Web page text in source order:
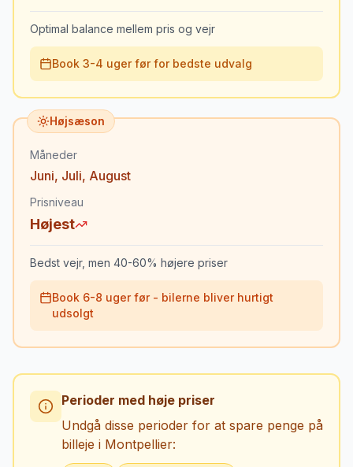
Optimal balance mellem pris og vejr
Book 3-4 uger før for bedste udvalg
Højsæson
Måneder
Juni, Juli, August
Prisniveau
Højest
Bedst vejr, men 40-60% højere priser
Book 6-8 uger før - bilerne bliver hurtigt
udsolgt
Perioder med høje priser
Undgå disse perioder for at spare penge på
billeje i Montpellier: